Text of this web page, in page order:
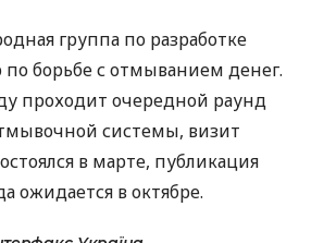
группа по разработке
борьбе с отмыванием денег.
проходит очередной раунд
системы, визит
в марте, публикация
ожидается в октябре.